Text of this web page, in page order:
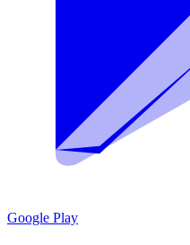
Google Play